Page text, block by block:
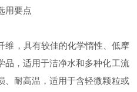
用要点
，具有较佳的化学惰性、低摩
品，适用于洁净水和多种化工流
、耐高温，适用于含轻微颗粒或